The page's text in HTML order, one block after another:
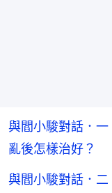
與閻小駿對話．
亂後怎樣治好？
與閻小駿對話．